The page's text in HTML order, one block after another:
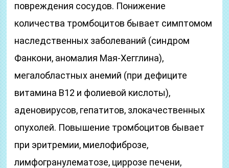
повреждения сосудов. Понижение
количества тромбоцитов бывает симптомом
наследственных заболеваний (синдром
Фанкони, аномалия Мая-Хегглина),
мегалобластных анемий (при дефиците
витамина В12 и фолиевой кислоты),
аденовирусов, гепатитов, злокачественных
опухолей. Повышение тромбоцитов бывает
при эритремии, миелофиброзе,
лимфогранулематозе, циррозе печени,